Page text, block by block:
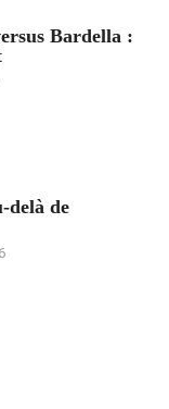
Bardella :
delà de